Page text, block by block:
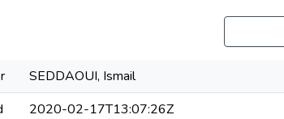
SEDDAOUI, Ismail
2020-02-17T13:07:26Z